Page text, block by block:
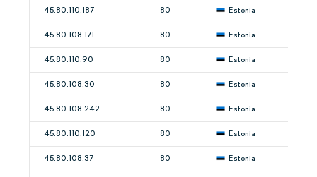
45.80.110.187 80 Estonia
45.80.108.171 80 Estonia
45.80.110.90 80 Estonia
45.80.108.30 80 Estonia
45.80.108.242 80 Estonia
45.80.110.120 80 Estonia
45.80.108.37 80 Estonia